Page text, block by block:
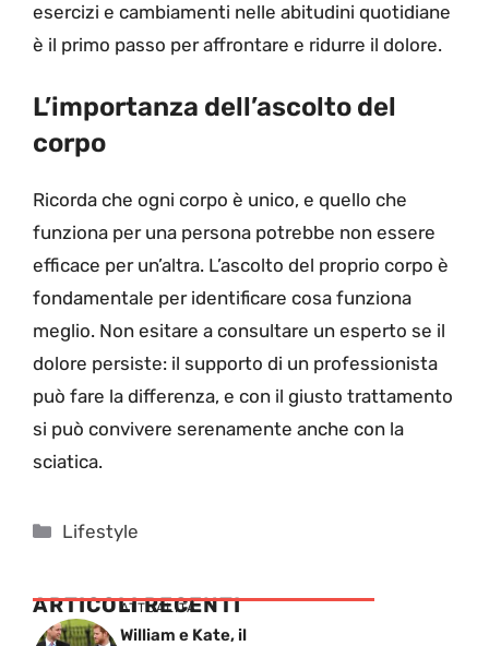
esercizi e cambiamenti nelle abitudini quotidiane
è il primo passo per affrontare e ridurre il dolore.
L’importanza dell’ascolto del
corpo
Ricorda che ogni corpo è unico, e quello che
funziona per una persona potrebbe non essere
efficace per un’altra. L’ascolto del proprio corpo è
fondamentale per identificare cosa funziona
meglio. Non esitare a consultare un esperto se il
dolore persiste: il supporto di un professionista
può fare la differenza, e con il giusto trattamento
si può convivere serenamente anche con la
sciatica.
Categorie
Lifestyle
ARTICOLI RECENTI
ATTUALITÁ
William e Kate, il